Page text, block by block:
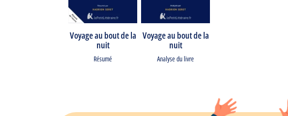
Voyage au bout de la
nuit
Résumé
Voyage au bout de la
nuit
Analyse du livre